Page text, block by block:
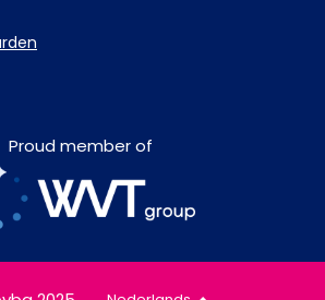
Proud member of